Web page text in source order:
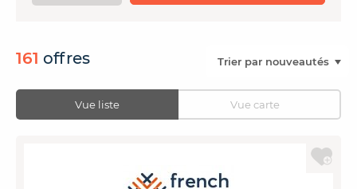
161 offres
Vue liste Vue carte